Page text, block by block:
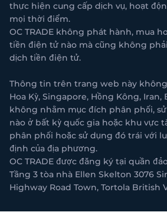
thực hiện cung cấp dịch vụ, hoạt
mọi thời điểm.
OC TRADE không phát hành, mua
tiền điện tử nào mà cũng không
dịch tiền điện tử.
Thông tin trên trang web này
Hoa Kỳ, Singapore, Hồng Kông, Iran,
không nhằm mục đích phân phối,
nào ở bất kỳ quốc gia hoặc khu vực
phân phối hoặc sử dụng đó trái với
định của địa phương.
OC TRADE được đăng ký tại quần
Tầng 3 tòa nhà Ellen Skelton 3076
Highway Road Town, Tortola British